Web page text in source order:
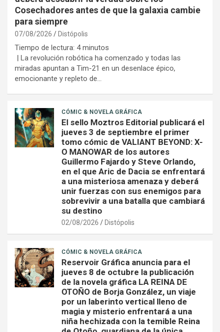
Cosechadores antes de que la galaxia cambie
para siempre
07/08/2026 Distópolis
Tiempo de lectura: 4 minutos
| La revolución robótica ha comenzado y todas las
miradas apuntan a Tim-21 en un desenlace épico,
emocionante y repleto de…
CÓMIC & NOVELA GRÁFICA
El sello Moztros Editorial publicará el
jueves 3 de septiembre el primer
tomo cómic de VALIANT BEYOND: X-
O MANOWAR de los autores
Guillermo Fajardo y Steve Orlando,
en el que Aric de Dacia se enfrentará
a una misteriosa amenaza y deberá
unir fuerzas con sus enemigos para
sobrevivir a una batalla que cambiará
su destino
02/08/2026 Distópolis
CÓMIC & NOVELA GRÁFICA
Reservoir Gráfica anuncia para el
jueves 8 de octubre la publicación
de la novela gráfica LA REINA DE
OTOÑO de Borja González, un viaje
por un laberinto vertical lleno de
magia y misterio enfrentará a una
niña hechizada con la temible Reina